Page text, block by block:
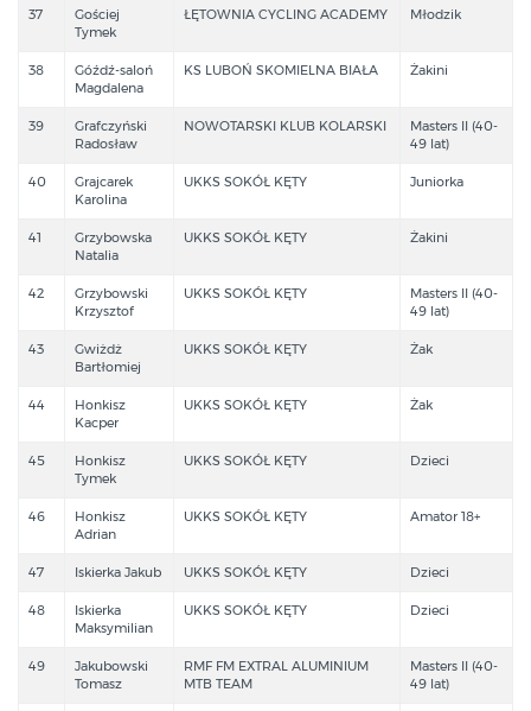
37
Gościej
Tymek
ŁĘTOWNIA CYCLING ACADEMY Młodzik
38
Góźdź-saloń
Magdalena
KS LUBOŃ SKOMIELNA BIAŁA Żakini
39
Grafczyński
Radosław
NOWOTARSKI KLUB KOLARSKI
Masters II (40-
49 lat)
40
Grajcarek
Karolina
UKKS SOKÓŁ KĘTY Juniorka
41
Grzybowska
Natalia
UKKS SOKÓŁ KĘTY Żakini
42
Grzybowski
Krzysztof
UKKS SOKÓŁ KĘTY
Masters II (40-
49 lat)
43
Gwiżdż
Bartłomiej
UKKS SOKÓŁ KĘTY Żak
44
Honkisz
Kacper
UKKS SOKÓŁ KĘTY Żak
45
Honkisz
Tymek
UKKS SOKÓŁ KĘTY Dzieci
46
Honkisz
Adrian
UKKS SOKÓŁ KĘTY Amator 18+
47 Iskierka Jakub UKKS SOKÓŁ KĘTY Dzieci
48
Iskierka
Maksymilian
UKKS SOKÓŁ KĘTY Dzieci
49
Jakubowski
Tomasz
RMF FM EXTRAL ALUMINIUM
MTB TEAM
Masters II (40-
49 lat)